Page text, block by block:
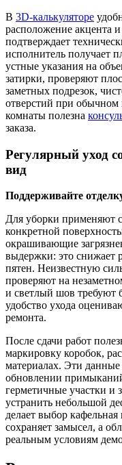
В 3D-калькуляторе
расположение акцента
подтверждает
исполнитель получает
устные указания на
затирки, проверяют
заметных подрезок,
отверстий при
комнаты полезна
заказа.
Регулярный уход
вид
Поддерживайте
Для уборки применяют
конкретной
окрашивающие
выдержки: это снижает
пятен. Неизвестную
проверяют на
и светлый шов требуют
удобство ухода
ремонта.
После сдачи работ
маркировку коробок,
материалах. Эти
обновлении
герметичные участки и
устранить небольшой
делает выбор
сохраняет замысел, а
реальным условиям